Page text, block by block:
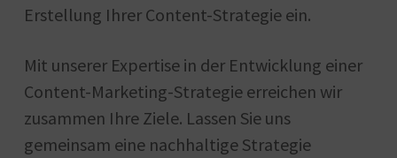
Erstellung Ihrer Content-Strategie ein.
Mit unserer Expertise in der Entwicklung einer
Content-Marketing-Strategie erreichen wir
zusammen Ihre Ziele. Lassen Sie uns
gemeinsam eine nachhaltige Strategie